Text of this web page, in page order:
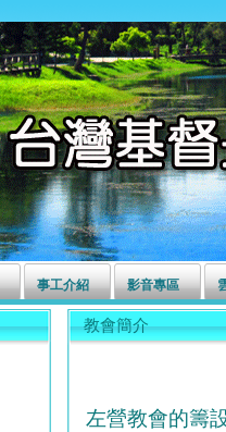
事工介紹 影音專區
教會簡介
左營教會的籌